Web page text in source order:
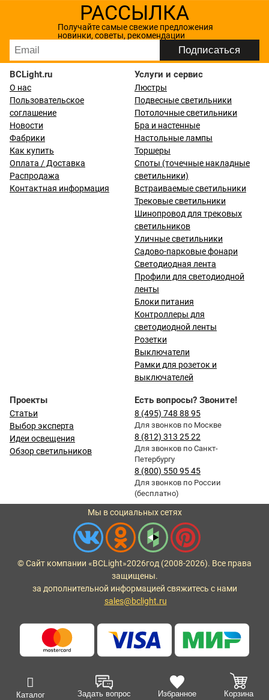
Каталог Задать вопрос Избранное Корзина
РАССЫЛКА
Получайте самые свежие предложения
новинки, советы, рекомендации
BCLight.ru
О нас
Пользовательское
соглашение
Новости
Фабрики
Как купить
Оплата / Доставка
Распродажа
Контактная информация
Услуги и сервис
Люстры
Подвесные светильники
Потолочные светильники
Бра и настенные
Настольные лампы
Торшеры
Споты (точечные накладные
светильники)
Встраиваемые светильники
Трековые светильники
Шинопровод для трековых
светильников
Уличные светильники
Садово-парковые фонари
Светодиодная лента
Профили для светодиодной
ленты
Блоки питания
Контроллеры для
светодиодной ленты
Розетки
Выключатели
Рамки для розеток и
выключателей
Проекты
Статьи
Выбор эксперта
Идеи освещения
Обзор светильников
Есть вопросы? Звоните!
8 (495) 748 88 95
Для звонков по Москве
8 (812) 313 25 22
Для звонков по Санкт-
Петербургу
8 (800) 550 95 45
Для звонков по России
(бесплатно)
Мы в социальных сетях
© Сайт компании «BCLight»2026год (2008-2026). Все права
защищены.
за дополнительной информацией свяжитесь с нами
sales@bclight.ru